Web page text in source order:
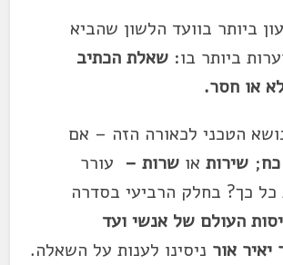
ביותר בוועד הלשון שהביא
ביותר בו:שאלת הכתיב
או חסר.
הטכני לכאורה הזה – אם
כח;שירות אושרות – עורר
כל כך? בחלק הרביעי בסדרה
העולם של אנשי ועד
יאיר אור ניסינו לענות על השאלה.